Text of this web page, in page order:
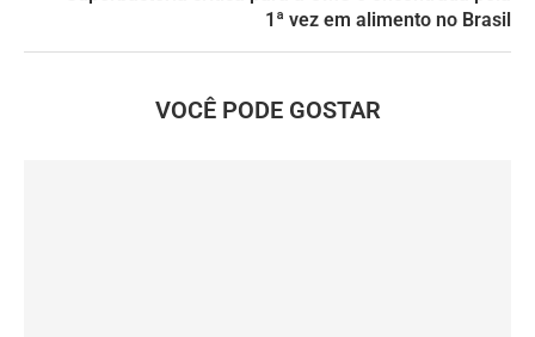
1ª vez em alimento no Brasil
VOCÊ PODE GOSTAR